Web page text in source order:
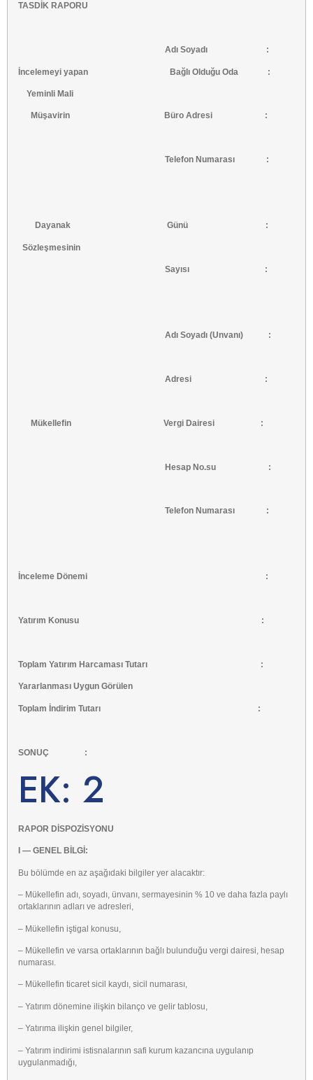
TASDİK RAPORU
Adı Soyadı :
İncelemeyi yapan Bağlı Olduğu Oda :
Yeminli Mali
Müşavirin Büro Adresi :
Telefon Numarası :
Dayanak Günü :
Sözleşmesinin
Sayısı :
Adı Soyadı (Unvanı) :
Adresi :
Mükellefin Vergi Dairesi :
Hesap No.su :
Telefon Numarası :
İnceleme Dönemi :
Yatırım Konusu :
Toplam Yatırım Harcaması Tutarı :
Yararlanması Uygun Görülen
Toplam İndirim Tutarı :
SONUÇ :
EK: 2
RAPOR DİSPOZİSYONU
I — GENEL BİLGİ:
Bu bölümde en az aşağıdaki bilgiler yer alacaktır:
– Mükellefin adı, soyadı, ünvanı, sermayesinin % 10 ve daha fazla paylı
ortaklarının adları ve adresleri,
– Mükellefin iştigal konusu,
– Mükellefin ve varsa ortaklarının bağlı bulunduğu vergi dairesi, hesap
numarası.
– Mükellefin ticaret sicil kaydı, sicil numarası,
– Yatırım dönemine ilişkin bilanço ve gelir tablosu,
– Yatırıma ilişkin genel bilgiler,
– Yatırım indirimi istisnalarının safi kurum kazancına uygulanıp
uygulanmadığı,